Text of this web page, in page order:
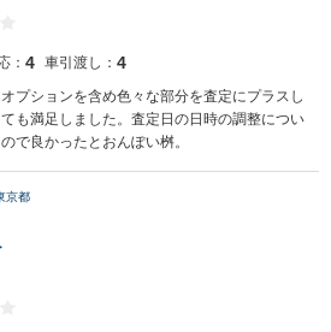
： 4 車引渡し： 4
プションを含め色々な部分を査定にプラスし
も満足しました。査定日の日時の調整につい
で良かったとおんぽい桝。
京都